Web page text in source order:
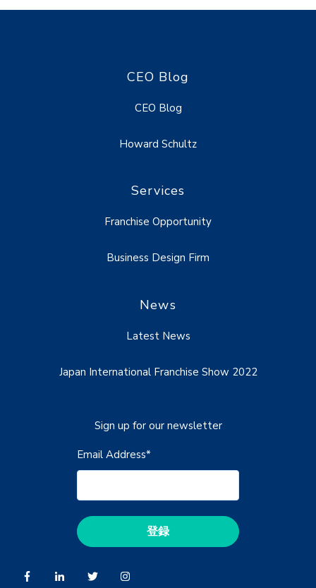
CEO Blog
CEO Blog
Howard Schultz
Services
Franchise Opportunity
Business Design Firm
News
Latest News
Japan International Franchise Show 2022
Sign up for our newsletter
Email Address*